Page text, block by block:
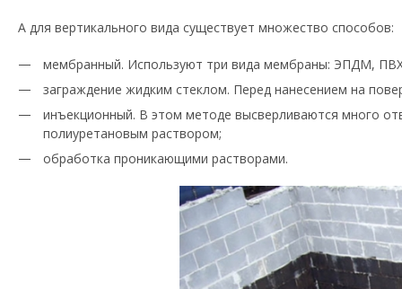
А для вертикального вида существует множество способов:
мембранный. Используют три вида мембраны: ЭПДМ,
заграждение жидким стеклом. Перед нанесением на
инъекционный. В этом методе высверливаются много
полиуретановым раствором;
обработка проникающими растворами.